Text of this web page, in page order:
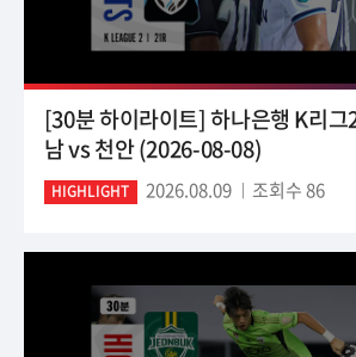
[30분 하이라이트] 하나은행 K리그
남 vs 천안 (2026-08-08)
HIGHLIGHT 2026.08.09 조회수 86